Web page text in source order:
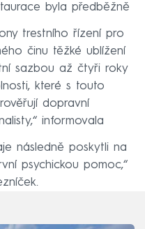
byla předběžně
trestního řízení pro
činu těžké ublížení
sazbou až čtyři roky
které s touto
dopravní
informovala
následně poskytli na
psychickou pomoc,“